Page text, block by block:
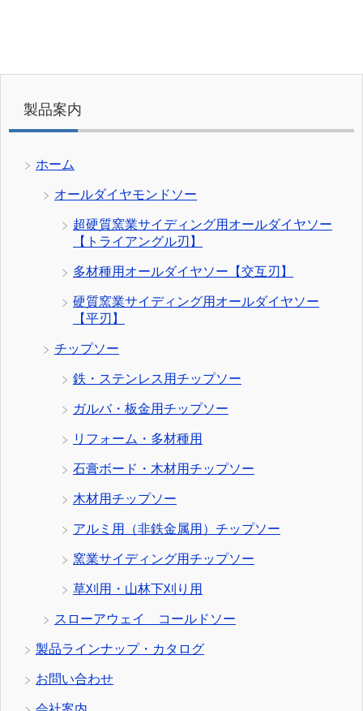
製品案内
ホーム
オールダイヤモンドソー
超硬質窯業サイディング用オールダイヤソー
【トライアングル刃】
多材種用オールダイヤソー【交互刃】
硬質窯業サイディング用オールダイヤソー
【平刃】
チップソー
鉄・ステンレス用チップソー
ガルバ・板金用チップソー
リフォーム・多材種用
石膏ボード・木材用チップソー
木材用チップソー
アルミ用（非鉄金属用）チップソー
窯業サイディング用チップソー
草刈用・山林下刈り用
スローアウェイ コールドソー
製品ラインナップ・カタログ
お問い合わせ